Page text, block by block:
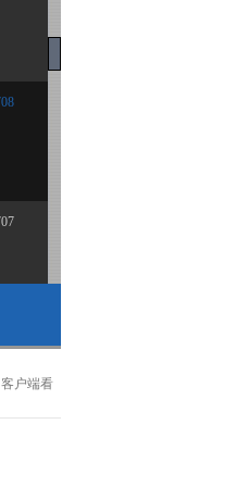
客户端看